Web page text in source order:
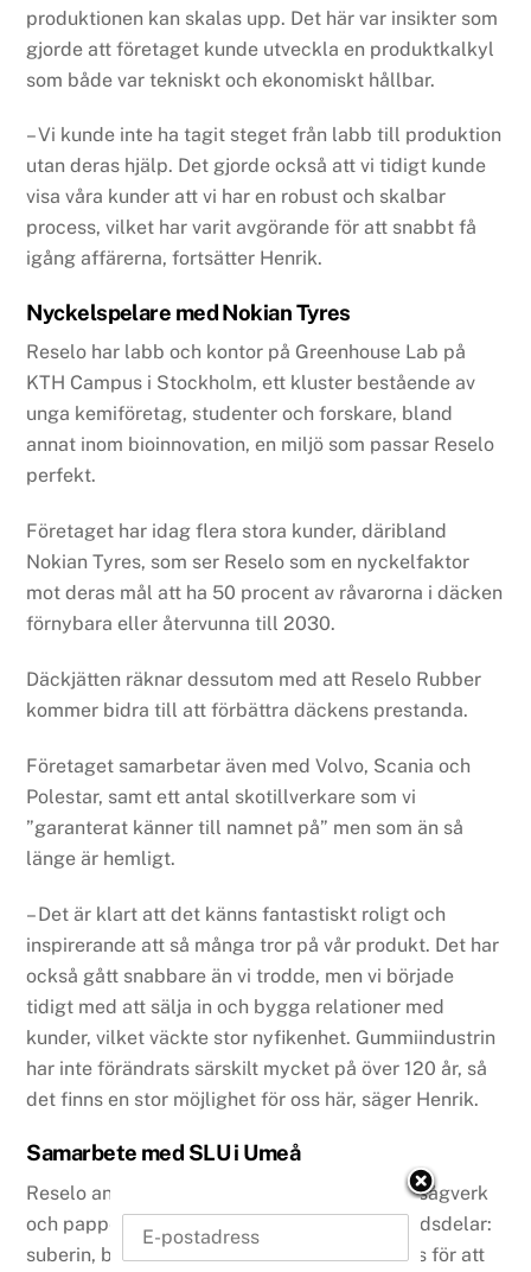
produktionen kan skalas upp. Det här var insikter som
gjorde att företaget kunde utveckla en produktkalkyl
som både var tekniskt och ekonomiskt hållbar.
– Vi kunde inte ha tagit steget från labb till produktion
utan deras hjälp. Det gjorde också att vi tidigt kunde
visa våra kunder att vi har en robust och skalbar
process, vilket har varit avgörande för att snabbt få
igång affärerna, fortsätter Henrik.
Nyckelspelare med Nokian Tyres
Reselo har labb och kontor på Greenhouse Lab på
KTH Campus i Stockholm, ett kluster bestående av
unga kemiföretag, studenter och forskare, bland
annat inom bioinnovation, en miljö som passar Reselo
perfekt.
Företaget har idag flera stora kunder, däribland
Nokian Tyres, som ser Reselo som en nyckelfaktor
mot deras mål att ha 50 procent av råvarorna i däcken
förnybara eller återvunna till 2030.
Däckjätten räknar dessutom med att Reselo Rubber
kommer bidra till att förbättra däckens prestanda.
Företaget samarbetar även med Volvo, Scania och
Polestar, samt ett antal skotillverkare som vi
”garanterat känner till namnet på” men som än så
länge är hemligt.
– Det är klart att det känns fantastiskt roligt och
inspirerande att så många tror på vår produkt. Det har
också gått snabbare än vi trodde, men vi började
tidigt med att sälja in och bygga relationer med
kunder, vilket väckte stor nyfikenhet. Gummiindustrin
har inte förändrats särskilt mycket på över 120 år, så
det finns en stor möjlighet för oss här, säger Henrik.
Samarbete med SLU i Umeå
Reselo använder björkbark från bland annat sågverk
och pappersbruk, som separeras i tre beståndsdelar:
suberin, betulin och lignin. Suberinet används för att